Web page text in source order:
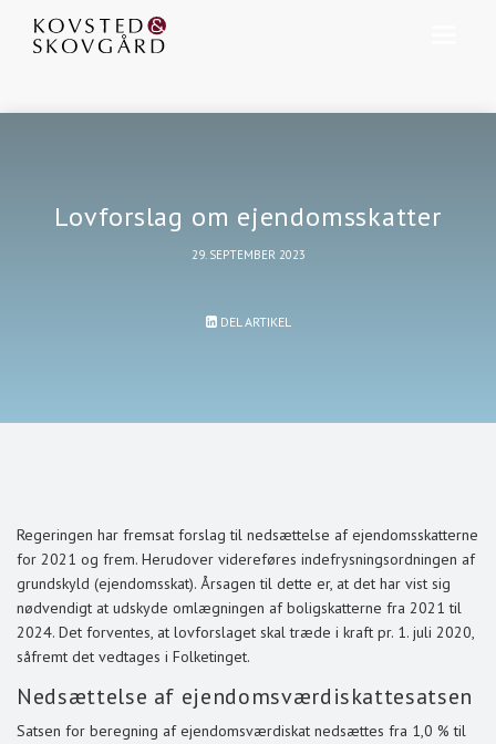
Lovforslag om ejendomsskatter
29. SEPTEMBER 2023
DEL ARTIKEL
Regeringen har fremsat forslag til nedsættelse af ejendomsskatterne
for 2021 og frem. Herudover videreføres indefrysningsordningen af
grundskyld (ejendomsskat). Årsagen til dette er, at det har vist sig
nødvendigt at udskyde omlægningen af boligskatterne fra 2021 til
2024. Det forventes, at lovforslaget skal træde i kraft pr. 1. juli 2020,
såfremt det vedtages i Folketinget.
Nedsættelse af ejendomsværdiskattesatsen
Satsen for beregning af ejendomsværdiskat nedsættes fra 1,0 % til